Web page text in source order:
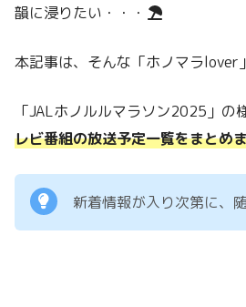
韻に浸りたい・・・
本記事は、そんな「ホノマラlover
「JALホノルルマラソン2025」の
レビ番組の放送予定一覧をまとめ
新着情報が入り次第に、